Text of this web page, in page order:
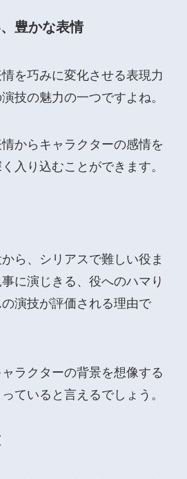
豊かな表情
を巧みに変化させる表現力
技の魅力の一つですよね。
からキャラクターの感情を
入り込むことができます。
ら、シリアスで難しい役ま
に演じきる、役へのハマり
演技が評価される理由で
ラクターの背景を想像する
ていると言えるでしょう。